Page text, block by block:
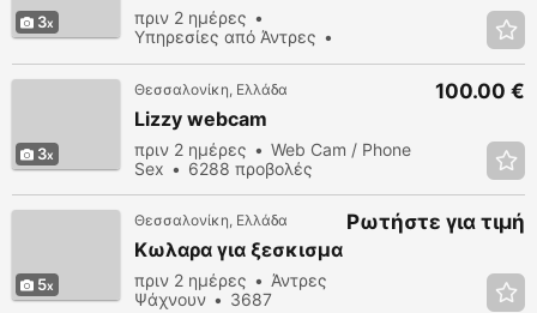
3
πριν 2 ημέρες
Υπηρεσίες από Άντρες
3
Θεσσαλονίκη, Ελλάδα
Lizzy webcam
πριν 2 ημέρες
Web Cam / Phone
Sex
6288 προβολές
100.00 €
5
Θεσσαλονίκη, Ελλάδα
Κωλαρα για ξεσκισμα
πριν 2 ημέρες
Άντρες
Ψάχνουν
3687
Ρωτήστε για τιμή